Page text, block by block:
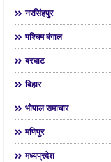
नरसिंहपुर
पश्चिम बंगाल
बरघाट
बिहार
भोपाल समाचार
मणिपुर
मध्यप्रदेश